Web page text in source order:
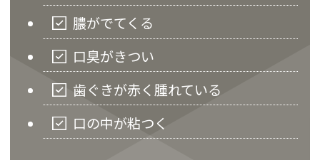
膿がでてくる
口臭がきつい
歯ぐきが赤く腫れている
口の中が粘つく